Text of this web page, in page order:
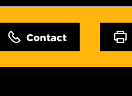
Contact